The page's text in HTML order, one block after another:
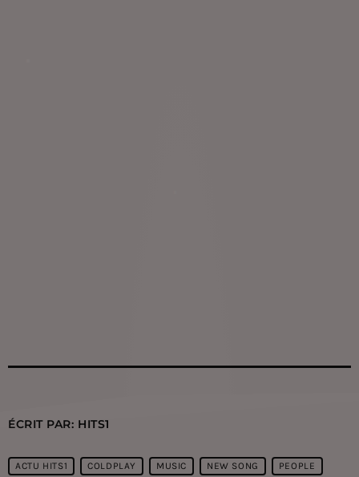
ÉCRIT PAR: HITS1
ACTU HITS1 COLDPLAY MUSIC NEW SONG PEOPLE